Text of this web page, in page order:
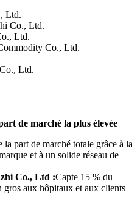
Ltd.
Co., Ltd.
Ltd.
Co., Ltd.
Ltd.
de marché la plus élevée
la part de marché totale grâce à la
et à un solide réseau de
Co., Ltd :Capte 15 % du
gros aux hôpitaux et aux clients